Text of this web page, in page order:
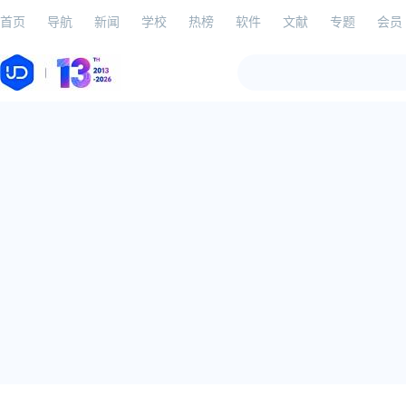
首页 导航 新闻 学校 热榜 软件 文献 专题 会员